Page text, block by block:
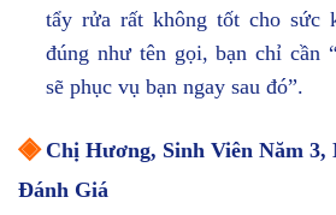
tẩy rửa rất không tốt cho sức
đúng như tên gọi, bạn chỉ cần
sẽ phục vụ bạn ngay sau đó”.
◈Chị Hương, Sinh Viên Năm 3,
Đánh Giá